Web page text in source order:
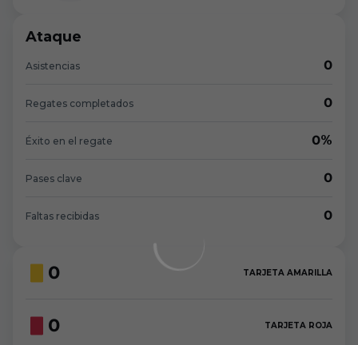
Ataque
Asistencias 0
Regates completados 0
Éxito en el regate 0%
Pases clave 0
Faltas recibidas 0
0 TARJETA AMARILLA
0 TARJETA ROJA